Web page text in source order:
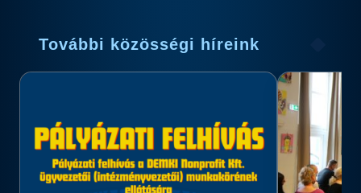
További közösségi híreink